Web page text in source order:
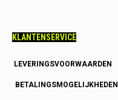
KLANTENSERVICE
LEVERINGSVOORWAARDEN
BETALINGSMOGELIJKHEDEN